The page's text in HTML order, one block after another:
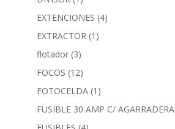
EXTENCIONES (4)
EXTRACTOR (1)
flotador (3)
FOCOS (12)
FOTOCELDA (1)
FUSIBLE 30 AMP C/ AGARRADERA